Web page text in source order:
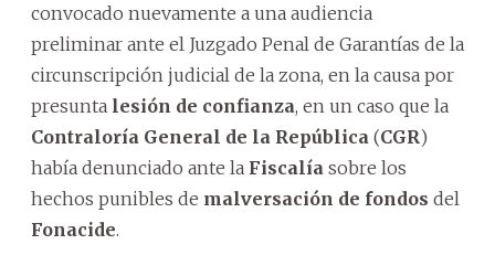
convocado nuevamente a una audiencia
preliminar ante el Juzgado Penal de Garantías de la
circunscripción judicial de la zona, en la causa por
presunta lesión de confianza, en un caso que la
Contraloría General de la República (CGR)
había denunciado ante la Fiscalía sobre los
hechos punibles de malversación de fondos del
Fonacide.